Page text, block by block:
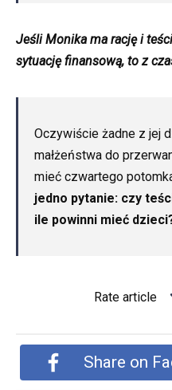
Jeśli Monika ma rację i
sytuację finansową, to z
Oczywiście żadne z jej
małżeństwa do
mieć czwartego
jedno pytanie: czy
ile powinni mieć
Rate article
Share on